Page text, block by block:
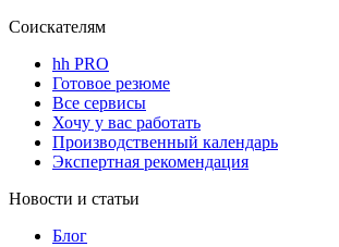
Соискателям
hh PRO
Готовое резюме
Все сервисы
Хочу у вас работать
Производственный календарь
Экспертная рекомендация
Новости и статьи
Блог